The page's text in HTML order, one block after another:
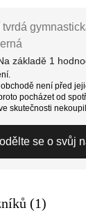
základě 1
není před
pocházet od
skutečnosti
se o svůj
(1)